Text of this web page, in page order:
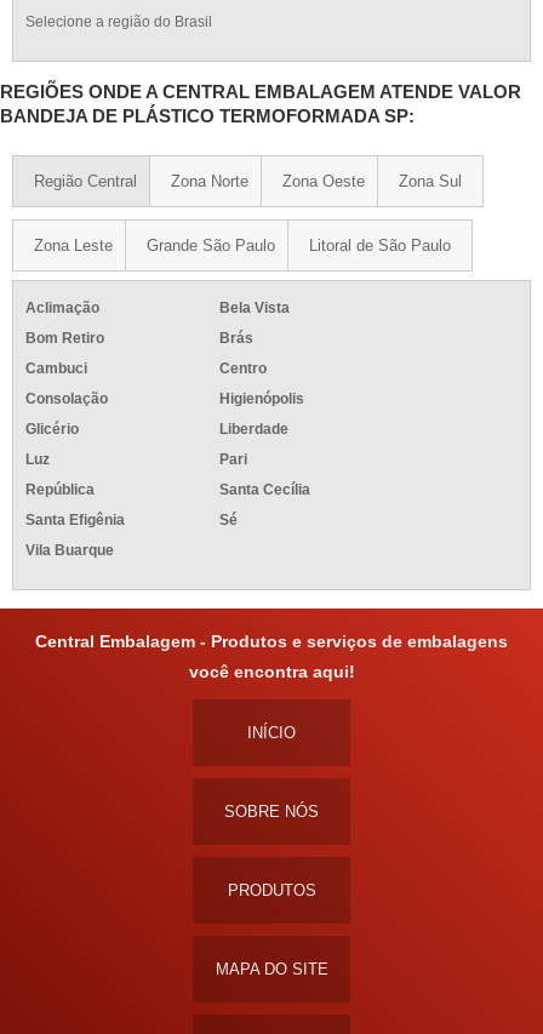
Selecione a região do Brasil
REGIÕES ONDE A CENTRAL EMBALAGEM ATENDE VALOR
BANDEJA DE PLÁSTICO TERMOFORMADA SP:
Região Central Zona Norte Zona Oeste Zona Sul
Zona Leste Grande São Paulo Litoral de São Paulo
Aclimação
Bela Vista
Bom Retiro
Brás
Cambuci
Centro
Consolação
Higienópolis
Glicério
Liberdade
Luz
Pari
República
Santa Cecília
Santa Efigênia
Sé
Vila Buarque
Central Embalagem - Produtos e serviços de embalagens
você encontra aqui!
INÍCIO
SOBRE NÓS
PRODUTOS
MAPA DO SITE